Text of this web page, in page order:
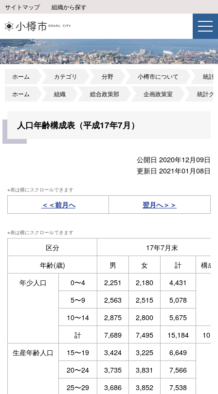
サイトマップ 組織から探す
ホーム カテゴリ 分野 小樽市について 統計
ホーム 組織 総合政策部 企画政策室 統計グ
人口年齢構成表（平成17年7月）
公開日 2020年12月09日
更新日 2021年01月08日
＜＜前月へ 翌月へ＞＞
区分
17年7月末
年齢(歳)
男 女 計
構成
年少人口
0〜4 2,251 2,180
4,431
5〜9
2,563 2,515
5,078
10〜14
2,875 2,800
5,675
計
7,689 7,495 15,184
生産年齢人口
15〜19 3,424 3,225
6,649
20〜24
3,735 3,831
7,566
25〜29
3,686 3,852
7,538